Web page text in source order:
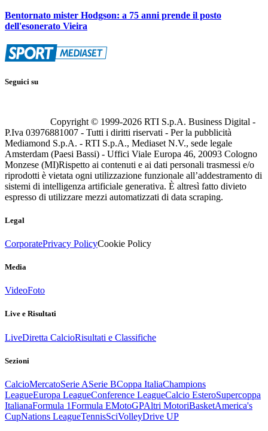
Bentornato mister Hodgson: a 75 anni prende il posto
dell'esonerato Vieira
Seguici su
Copyright © 1999-2026 RTI S.p.A. Business Digital -
P.Iva 03976881007 - Tutti i diritti riservati - Per la pubblicità
Mediamond S.p.A. - RTI S.p.A., Mediaset N.V., sede legale
Amsterdam (Paesi Bassi) - Uffici Viale Europa 46, 20093 Cologno
Monzese (MI)Rispetto ai contenuti e ai dati personali trasmessi e/o
riprodotti è vietata ogni utilizzazione funzionale all’addestramento di
sistemi di intelligenza artificiale generativa. È altresì fatto divieto
espresso di utilizzare mezzi automatizzati di data scraping.
Legal
CorporatePrivacy PolicyCookie Policy
Media
VideoFoto
Live e Risultati
LiveDiretta CalcioRisultati e Classifiche
Sezioni
CalcioMercatoSerie ASerie BCoppa ItaliaChampions
LeagueEuropa LeagueConference LeagueCalcio EsteroSupercoppa
ItalianaFormula 1Formula EMotoGPAltri MotoriBasketAmerica's
CupNations LeagueTennisSciVolleyDrive UP